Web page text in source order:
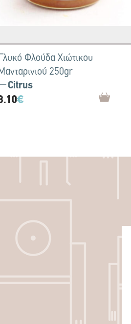
Φλούδα Χιώτικου
250gr
Citrus
€